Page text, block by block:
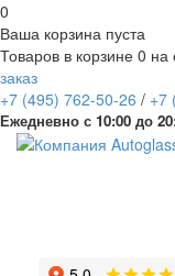
0
Ваша корзина пуста
Товаров в корзине 0 на
заказ
+7 (495) 762-50-26 / +7
Ежедневно с 10:00 до